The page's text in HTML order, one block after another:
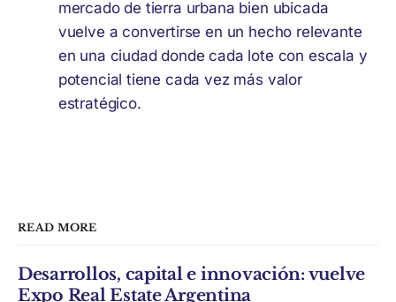
mercado de tierra urbana bien ubicada
vuelve a convertirse en un hecho relevante
en una ciudad donde cada lote con escala y
potencial tiene cada vez más valor
estratégico.
READ MORE
Desarrollos, capital e innovación: vuelve
Expo Real Estate Argentina